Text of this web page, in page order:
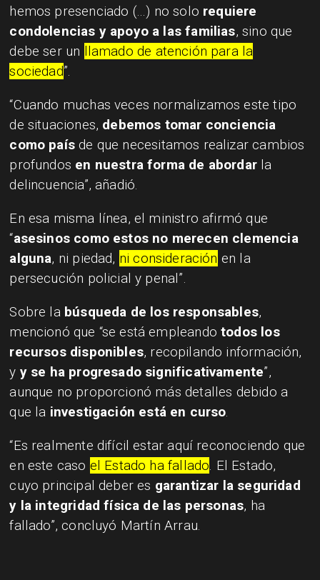
hemos presenciado (...) no solo requiere
condolencias y apoyo a las familias, sino que
debe ser un llamado de atención para la
sociedad”.
“Cuando muchas veces normalizamos este tipo
de situaciones, debemos tomar conciencia
como país de que necesitamos realizar cambios
profundos en nuestra forma de abordar la
delincuencia”, añadió.
En esa misma línea, el ministro afirmó que
“asesinos como estos no merecen clemencia
alguna, ni piedad, ni consideración en la
persecución policial y penal”.
Sobre la búsqueda de los responsables,
mencionó que “se está empleandotodos los
recursos disponibles, recopilando información,
y y se ha progresado significativamente”,
aunque no proporcionó más detalles debido a
que la investigación está en curso.
“Es realmente difícil estar aquí reconociendo que
en este caso el Estado ha fallado. El Estado,
cuyo principal deber es garantizar la seguridad
y la integridad física de las personas, ha
fallado”, concluyó Martín Arrau.